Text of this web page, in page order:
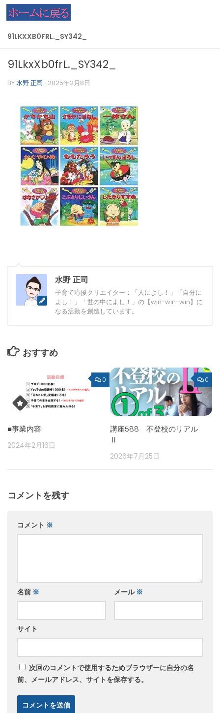
コンテンツへスキップ
91LKXXB0FRL._SY342_
91LkxXb0frL._SY342_
BY水野 正司 · 2025年2月8日
水野 正司
子育て応援クリエイター：「人によし！」「自分に
よし！」「世の中によし！」の【win-win-win】に
なる活動を創造しています。
おすすめ
0
■事業内容
2024年2月16日
0
講座588 不登校のリアル
Ⅱ
2026年7月25日
コメントを残す
コメント ※
名前 ※ メール ※
サイト
次回のコメントで使用するためブラウザーに自分の名
前、メールアドレス、サイトを保存する。